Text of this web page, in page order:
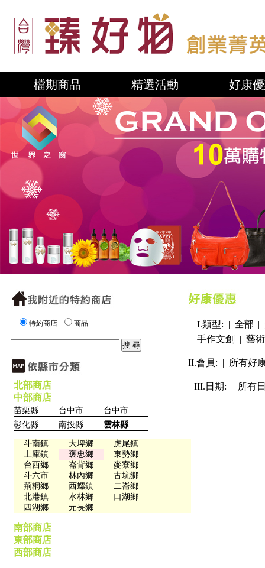
檔期商品 精選活動 好康
特約商店 商品
北部商店
中部商店
苗栗縣 台中市
台中市
彰化縣
南投縣 雲林縣
斗南鎮 大埤鄉
虎尾鎮
土庫鎮
褒忠鄉
東勢鄉
台西鄉
崙背鄉
麥寮鄉
斗六市
林內鄉
古坑鄉
荊桐鄉
西螺鎮
二崙鄉
北港鎮
水林鄉
口湖鄉
四湖鄉
元長鄉
南部商店
東部商店
西部商店
I.類型: | 全部 |
手作文創
| 藝
II.會員: | 所有好
III.日期: | 所有